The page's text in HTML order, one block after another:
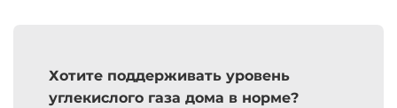
Хотите поддерживать уровень
углекислого газа дома в норме?